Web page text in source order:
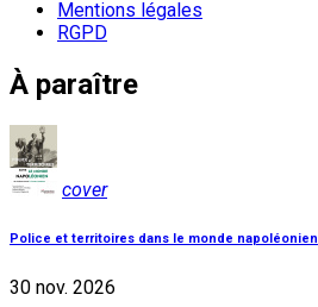
Mentions légales
RGPD
À paraître
cover
Police et territoires dans le monde napoléonien
30 nov. 2026